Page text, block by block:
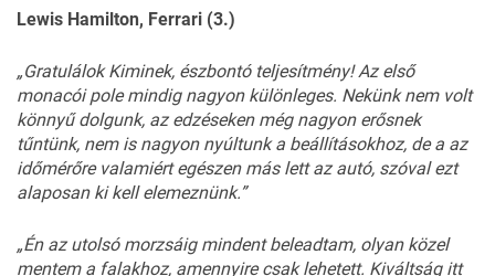
Lewis Hamilton, Ferrari (3.)
„Gratulálok Kiminek, észbontó teljesítmény! Az első
monacói pole mindig nagyon különleges. Nekünk nem volt
könnyű dolgunk, az edzéseken még nagyon erősnek
tűntünk, nem is nagyon nyúltunk a beállításokhoz, de a az
időmérőre valamiért egészen más lett az autó, szóval ezt
alaposan ki kell elemeznünk.”
„Én az utolsó morzsáig mindent beleadtam, olyan közel
mentem a falakhoz, amennyire csak lehetett. Kiváltság itt